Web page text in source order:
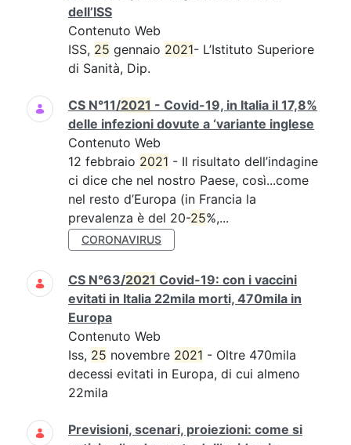
dell’ISS
Contenuto Web
ISS, 25 gennaio 2021- L’Istituto Superiore
di Sanità, Dip.
CS N°11/2021 - Covid-19, in Italia il 17,8%
delle infezioni dovute a ‘variante inglese
Contenuto Web
12 febbraio 2021 - Il risultato dell’indagine
ci dice che nel nostro Paese, così...come
nel resto d’Europa (in Francia la
prevalenza è del 20-25%,...
CORONAVIRUS
CS N°63/2021 Covid-19: con i vaccini
evitati in Italia 22mila morti, 470mila in
Europa
Contenuto Web
Iss, 25 novembre 2021 - Oltre 470mila
decessi evitati in Europa, di cui almeno
22mila
Previsioni, scenari, proiezioni: come si